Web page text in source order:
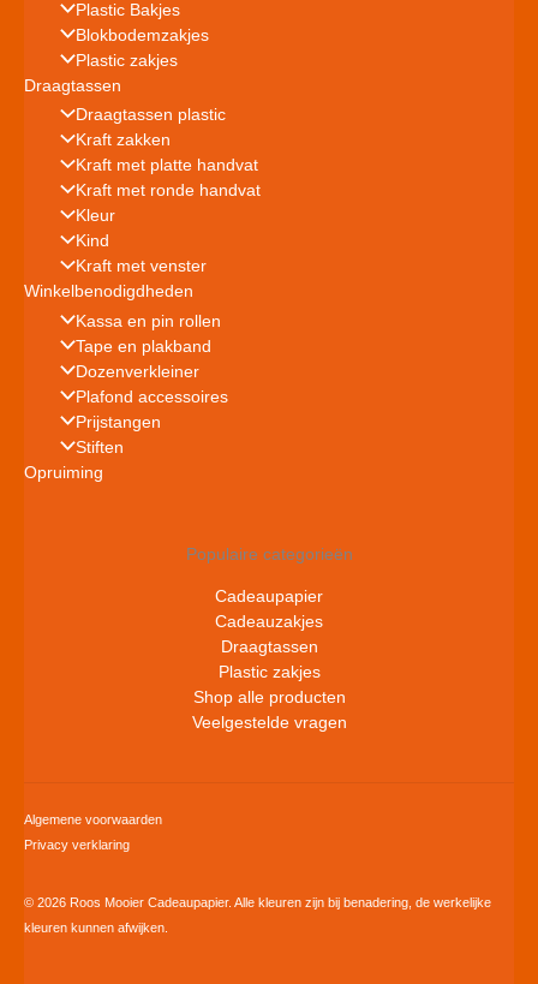
Plastic Bakjes
Blokbodemzakjes
Plastic zakjes
Draagtassen
Draagtassen plastic
Kraft zakken
Kraft met platte handvat
Kraft met ronde handvat
Kleur
Kind
Kraft met venster
Winkelbenodigdheden
Kassa en pin rollen
Tape en plakband
Dozenverkleiner
Plafond accessoires
Prijstangen
Stiften
Opruiming
Populaire categorieën
Cadeaupapier
Cadeauzakjes
Draagtassen
Plastic zakjes
Shop alle producten
Veelgestelde vragen
© 2026 Roos Mooier Cadeaupapier. Alle kleuren zijn bij benadering, de werkelijke
kleuren kunnen afwijken.
Algemene voorwaarden
Privacy verklaring